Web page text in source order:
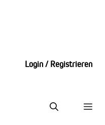
Login / Registrieren